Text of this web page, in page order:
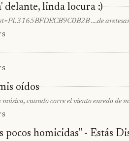
delante, linda locura :)
….de
oídos
música, cuando corre el viento enredo
pocos homicidas" - Estás